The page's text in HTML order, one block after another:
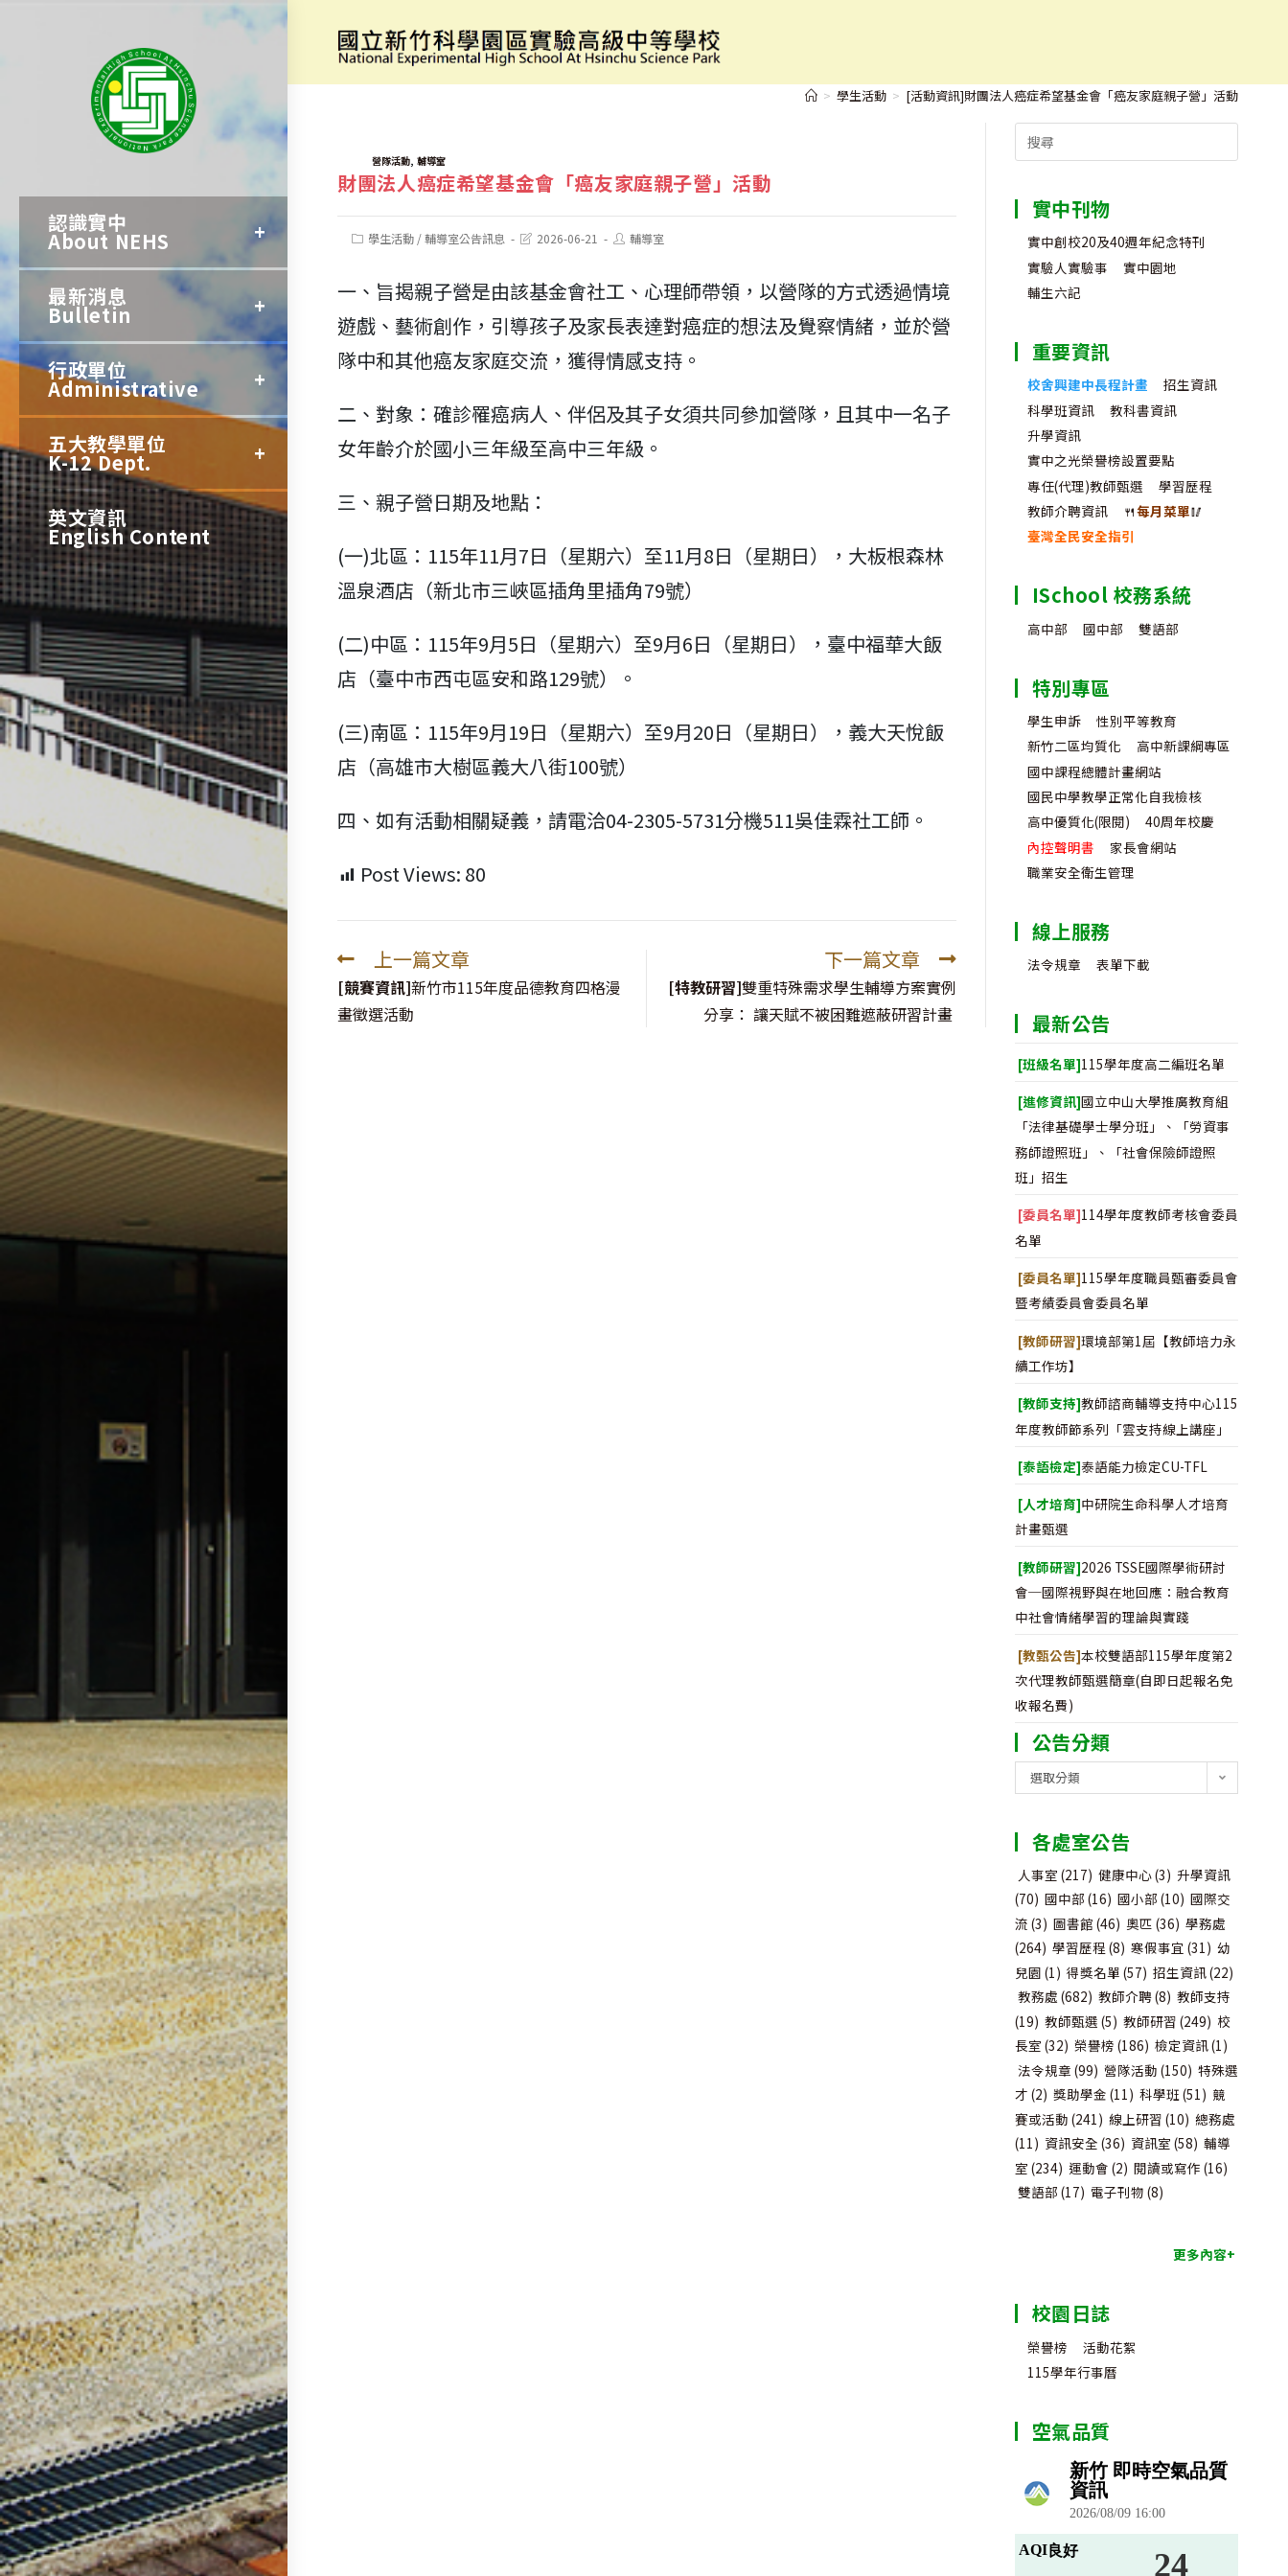
跳
至
主
要
認識實中
About NEHS
最新消息
Bulletin
行政單位
Administrative
五大教學單位
K-12 Dept.
英文資訊
English Content
[活動資訊]財團法人癌症希望基金會「癌友家庭親子營」活動
> 學生活動 > [活動資訊]財團法人癌症希望基金會「癌友家庭親子營」活動
TAGS:營隊活動, 輔導室
財團法人癌症希望基金會「癌友家庭親子營」活動
Post學生活動 /輔導室公告訊息
Post2026-06-21
Post輔導室
一、旨揭親子營是由該基金會社工、心理師帶領，以營隊的方式透過情境
遊戲、藝術創作，引導孩子及家長表達對癌症的想法及覺察情緒，並於營
隊中和其他癌友家庭交流，獲得情感支持。
二、對象：確診罹癌病人、伴侶及其子女須共同參加營隊，且其中一名子
女年齡介於國小三年級至高中三年級。
三、親子營日期及地點：
(一)北區：115年11月7日（星期六）至11月8日（星期日），大板根森林
溫泉酒店（新北市三峽區插角里插角79號）
(二)中區：115年9月5日（星期六）至9月6日（星期日），臺中福華大飯
店（臺中市西屯區安和路129號）。
(三)南區：115年9月19日（星期六）至9月20日（星期日），義大天悅飯
店（高雄市大樹區義大八街100號）
四、如有活動相關疑義，請電洽04-2305-5731分機511吳佳霖社工師。
Post Views: 80
Read
more
articles
上一篇文章
[競賽資訊]新竹市115年度品德教育四格漫
畫徵選活動
下一篇文章
[特教研習]雙重特殊需求學生輔導方案實例
分享： 讓天賦不被困難遮蔽研習計畫
Search
for:
實中刊物
實中創校20及40週年紀念特刊
實驗人實驗事
實中園地
輔生六記
重要資訊
校舍興建中長程計畫
招生資訊
科學班資訊
教科書資訊
升學資訊
實中之光榮譽榜設置要點
專任(代理)教師甄選
學習歷程
教師介聘資訊
🍴每月菜單🥢
臺灣全民安全指引
ISchool 校務系統
高中部 國中部 雙語部
特別專區
學生申訴
性別平等教育
新竹二區均質化
高中新課綱專區
國中課程總體計畫網站
國民中學教學正常化自我檢核
高中優質化(限閱)
40周年校慶
內控聲明書
家長會網站
職業安全衛生管理
線上服務
法令規章 表單下載
最新公告
[班級名單]115學年度高二編班名單
[進修資訊]國立中山大學推廣教育組
「法律基礎學士學分班」、「勞資事
務師證照班」、「社會保險師證照
班」招生
[委員名單]114學年度教師考核會委員
名單
[委員名單]115學年度職員甄審委員會
暨考績委員會委員名單
[教師研習]環境部第1屆【教師培力永
續工作坊】
[教師支持]教師諮商輔導支持中心115
年度教師節系列「雲支持線上講座」
[泰語檢定]泰語能力檢定CU-TFL
[人才培育]中研院生命科學人才培育
計畫甄選
[教師研習]2026 TSSE國際學術研討
會─國際視野與在地回應：融合教育
中社會情緒學習的理論與實踐
[教甄公告]本校雙語部115學年度第2
次代理教師甄選簡章(自即日起報名免
收報名費)
公告分類
告
類
選取分類
各處室公告
人事室 (217) 健康中心(3) 升學資訊
(70) 國中部 (16) 國小部 (10) 國際交
流 (3) 圖書館 (46) 奧匹 (36) 學務處
(264) 學習歷程 (8) 寒假事宜 (31) 幼
兒園 (1) 得獎名單 (57) 招生資訊(22)
教務處 (682) 教師介聘(8) 教師支持
(19) 教師甄選 (5) 教師研習 (249) 校
長室 (32) 榮譽榜 (186) 檢定資訊(1)
法令規章 (99) 營隊活動 (150) 特殊選
才 (2) 獎助學金 (11) 科學班(51) 競
賽或活動 (241) 線上研習 (10) 總務處
(11) 資訊安全 (36) 資訊室 (58) 輔導
室 (234) 運動會 (2) 閱讀或寫作 (16)
雙語部 (17) 電子刊物 (8)
更多內容+
校園日誌
榮譽榜
活動花絮
115學年行事曆
空氣品質